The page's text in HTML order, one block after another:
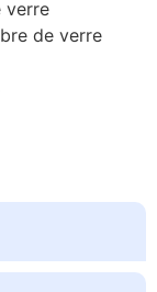
verre
de verre